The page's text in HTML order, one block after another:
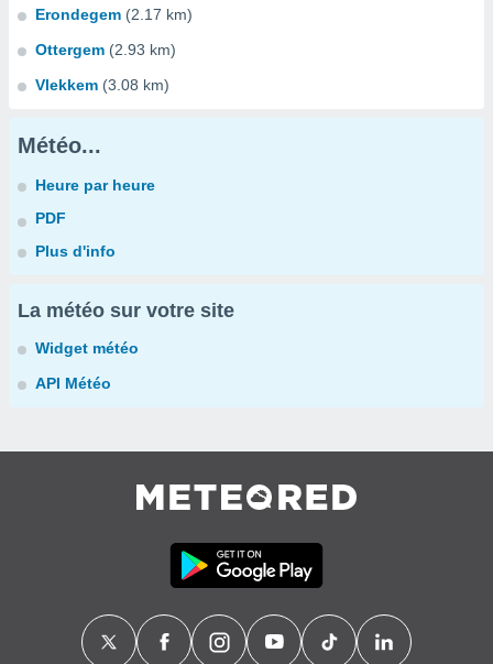
Erondegem (2.17 km)
Ottergem (2.93 km)
Vlekkem (3.08 km)
Météo...
Heure par heure
PDF
Plus d'info
La météo sur votre site
Widget météo
API Météo